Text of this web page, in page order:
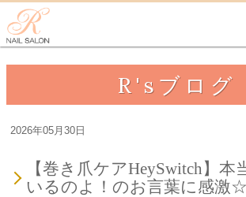
R'sブログ
2026年05月30日
【巻き爪ケアHeySwitch】本
いるのよ！のお言葉に感激☆